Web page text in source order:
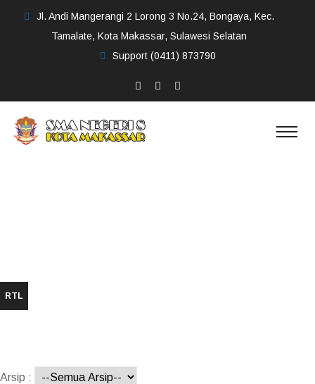
RTL
Jl. Andi Mangerangi 2 Lorong 3 No.24, Bongaya, Kec.
Tamalate, Kota Makassar, Sulawesi Selatan
Support (0411) 873790
Arsip :